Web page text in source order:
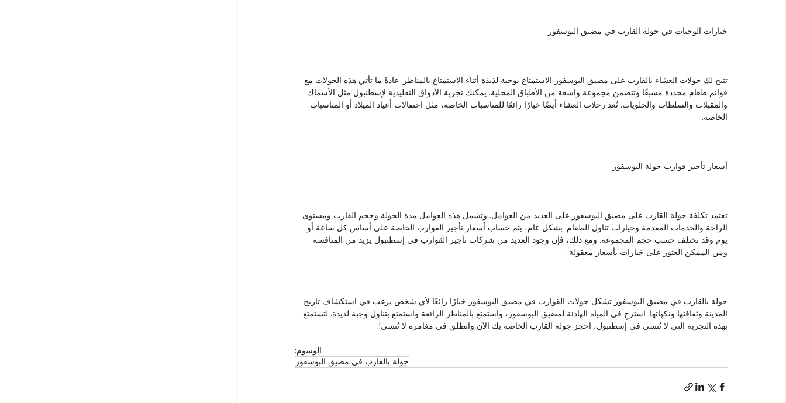
خيارات الوجبات في جولة القارب في مضيق البوسفور
تتيح لك جولات العشاء بالقارب على مضيق البوسفور الاستمتاع بوجبة لذيذة أثناء الاستمتاع بالمناظر. عادةً ما تأتي هذه الجولات مع
قوائم طعام محددة مسبقًا وتتضمن مجموعة واسعة من الأطباق المحلية. يمكنك تجربة الأذواق التقليدية لإسطنبول مثل الأسماك
والمقبلات والسلطات والحلويات. تُعد رحلات العشاء أيضًا خيارًا رائعًا للمناسبات الخاصة، مثل احتفالات أعياد الميلاد أو المناسبات
الخاصة.
أسعار تأجير قوارب جولة البوسفور
تعتمد تكلفة جولة القارب على مضيق البوسفور على العديد من العوامل. وتشمل هذه العوامل مدة الجولة وحجم القارب ومستوى
الراحة والخدمات المقدمة وخيارات تناول الطعام. بشكل عام، يتم حساب أسعار تأجير القوارب الخاصة على أساس كل ساعة أو
يوم وقد تختلف حسب حجم المجموعة. ومع ذلك، فإن وجود العديد من شركات تأجير القوارب في إسطنبول يزيد من المنافسة
ومن الممكن العثور على خيارات بأسعار معقولة.
جولة بالقارب في مضيق البوسفور تشكل جولات القوارب في مضيق البوسفور خيارًا رائعًا لأي شخص يرغب في استكشاف تاريخ
المدينة وثقافتها ونكهاتها. استرخِ في المياه الهادئة لمضيق البوسفور، واستمتع بالمناظر الرائعة واستمتع بتناول وجبة لذيذة. لتستمتع
بهذه التجربة التي لا تُنسى في إسطنبول، احجز جولة القارب الخاصة بك الآن وانطلق في مغامرة لا تُنسى!
الوسوم:
جولة بالقارب في مضيق البوسفور